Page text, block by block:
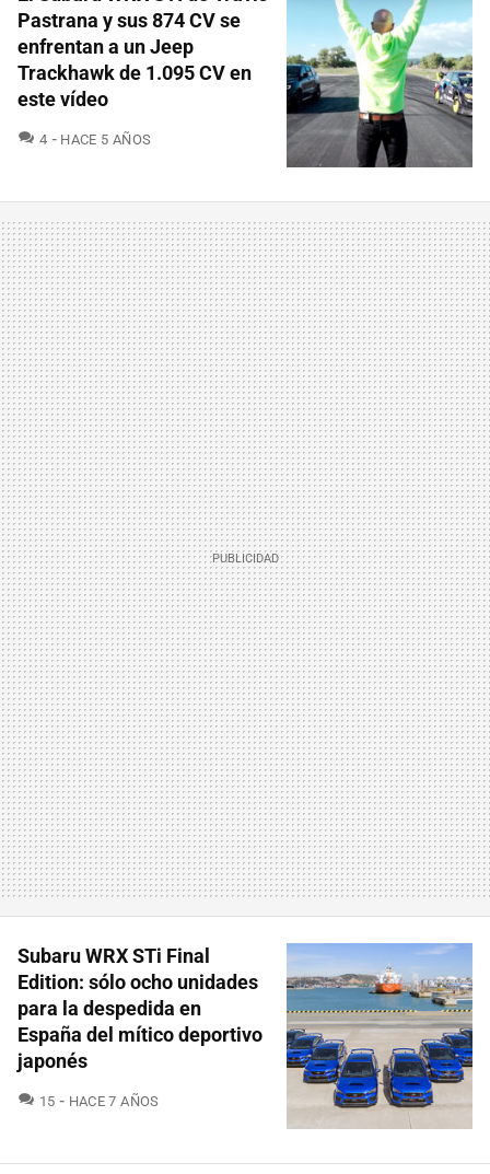
Pastrana y sus 874 CV se
enfrentan a un Jeep
Trackhawk de 1.095 CV en
este vídeo
4 COMENTARIOS
HACE 5 AÑOS
Subaru WRX STi Final
Edition: sólo ocho unidades
para la despedida en
España del mítico deportivo
japonés
15 COMENTARIOS
HACE 7 AÑOS